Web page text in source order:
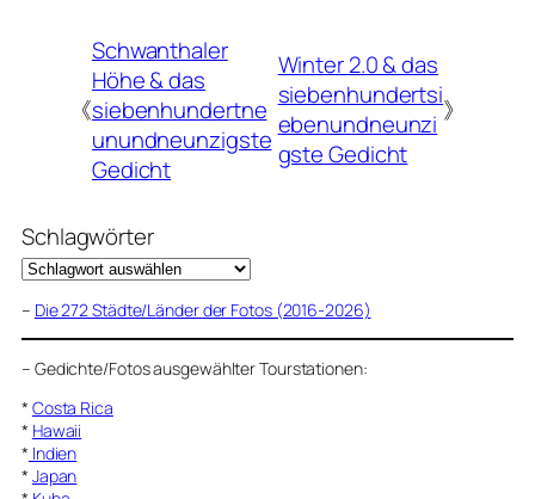
《
Schwanthaler
Höhe & das
siebenhundertne
unundneunzigste
Gedicht
Winter 2.0 & das
siebenhundertsi
ebenundneunzi
gste Gedicht
》
Schlagwörter
– Die 272 Städte/Länder der Fotos (2016-2026)
– Gedichte/Fotos ausgewählter Tourstationen:
* Costa Rica
* Hawaii
* Indien
* Japan